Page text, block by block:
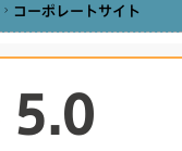
コーポレートサイト
5.0